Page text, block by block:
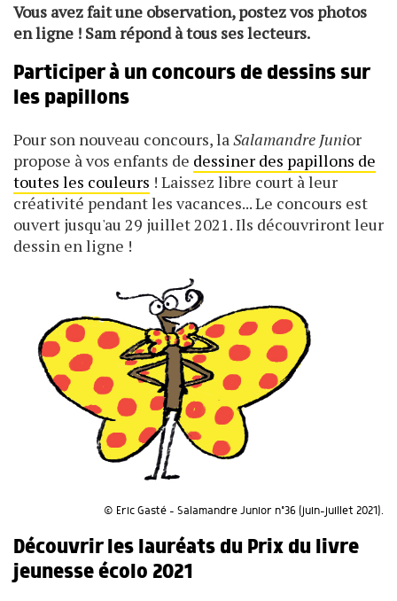
Vous avez fait une observation, postez vos photos
en ligne ! Sam répond à tous ses lecteurs.
Participer à un concours de dessins sur
les papillons
Pour son nouveau concours, laSalamandre Junior
propose à vos enfants de dessiner des papillons de
toutes les couleurs ! Laissez libre court à leur
créativité pendant les vacances... Le concours est
ouvert jusqu'au 29 juillet 2021. Ils découvriront leur
dessin en ligne !
© Eric Gasté - Salamandre Junior n°36 (juin-juillet 2021).
Découvrir les lauréats du Prix du livre
jeunesse écolo 2021